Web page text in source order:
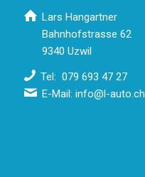
Lars Hangartner
Bahnhofstrasse 62
9340 Uzwil
Tel: 079 693 47 27
E-Mail:info@l-auto.ch